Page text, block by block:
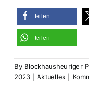
teilen
teilen
By Blockhausheuriger
2023
Aktuelles